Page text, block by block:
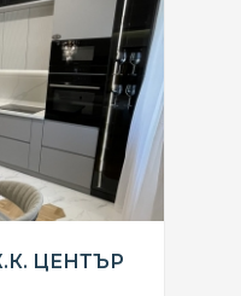
ЦЕНТЪР